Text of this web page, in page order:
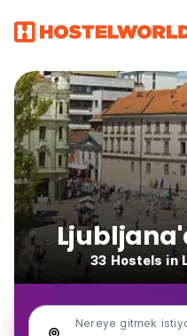
33 Hostels in
Nereye gitmek